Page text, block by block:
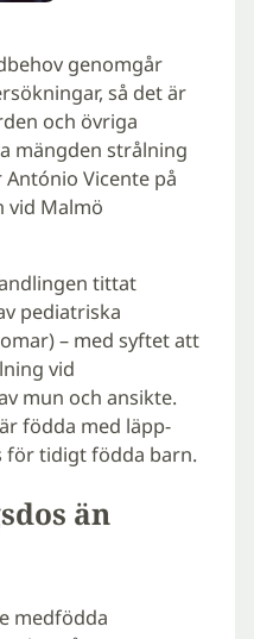
genomgår
så det är
och övriga
mängden strålning
Vicente på
vid Malmö
tittat
pediatriska
– med syftet att
vid
mun och ansikte.
födda med läpp-
för tidigt födda barn.
än
medfödda